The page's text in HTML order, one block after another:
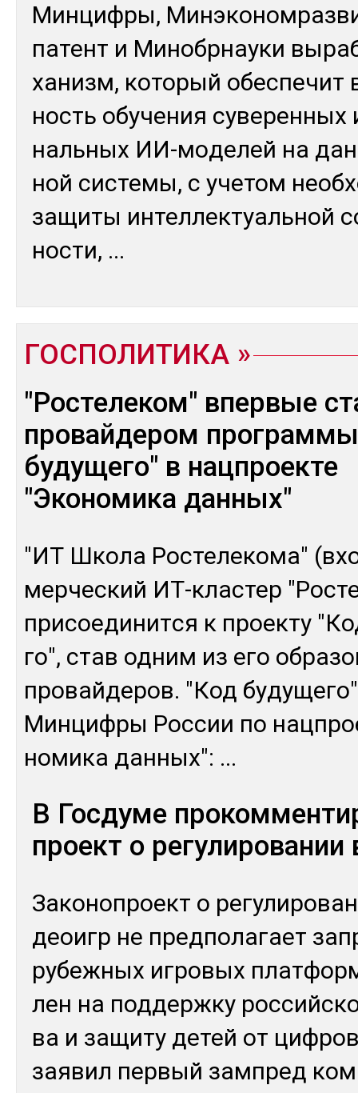
Мин­циф­ры,
па­тент и Ми­ноб­рнау­ки
ханизм, ко­торый
ность обу­чения
наль­ных ИИ-мо­делей на
ной сис­те­мы, с уче­том
за­щиты ин­тел­лек­туаль­ной
нос­ти, ...
ГОСПОЛИТИКА
"Ростелеком" впервые
провайдером
будущего" в нацпроекте
"Экономика данных"
"ИТ Шко­ла Рос­те­леко­ма"
мер­чес­кий ИТ-клас­тер
при­сое­ди­нит­ся к проек­ту
го", став од­ним из его
про­вай­де­ров. "Код
Мин­циф­ры Рос­сии по
номи­ка дан­ных": ...
В Госдуме
проект о регулировании
За­коноп­роект о
деоигр не пред­по­лагает
рубеж­ных иг­ро­вых
лен на под­дер­жку
ва и за­щиту де­тей от
зая­вил пер­вый зам­пред